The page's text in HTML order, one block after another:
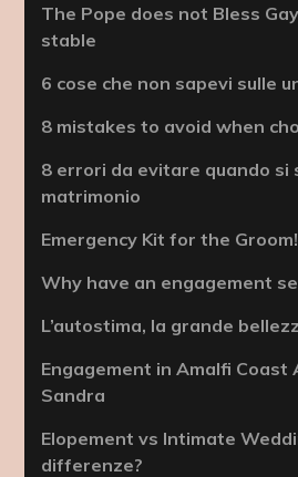
The Pope does not Bless
stable
6 cose che non sapevi sulle
8 mistakes to avoid when
8 errori da evitare quando si
matrimonio
Emergency Kit for the Groom!
Why have an engagement
L’autostima, la grande
Engagement in Amalfi Coast
Sandra
Elopement vs Intimate
differenze?